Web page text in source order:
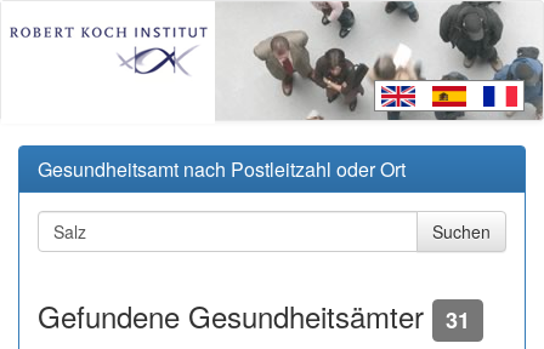
Gesundheitsamt nach Postleitzahl oder Ort
Gefundene Gesundheitsämter 31